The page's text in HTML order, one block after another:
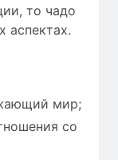
то чадо
аспектах.
мир;
со